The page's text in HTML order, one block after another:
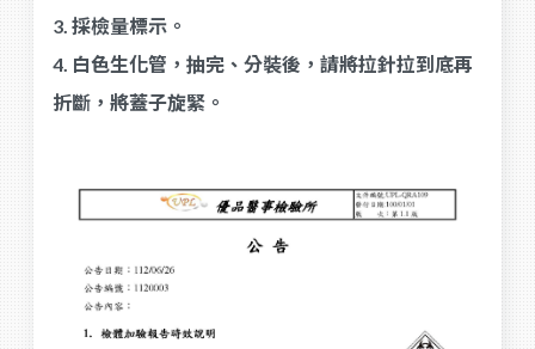
3. 採檢量標示。
4. 白色生化管，抽完、分裝後，請將拉針拉到底再
折斷，將蓋子旋緊。